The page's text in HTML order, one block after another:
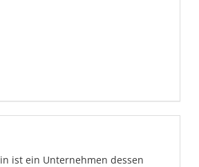
ist ein Unternehmen dessen